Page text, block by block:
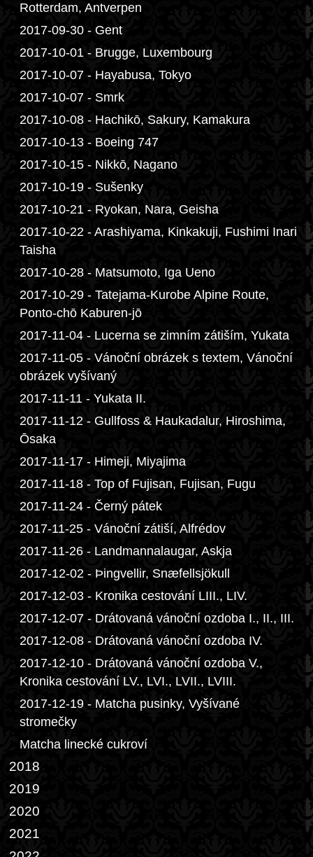
Rotterdam, Antverpen
2017-09-30 - Gent
2017-10-01 - Brugge, Luxembourg
2017-10-07 - Hayabusa, Tokyo
2017-10-07 - Smrk
2017-10-08 - Hachikō, Sakury, Kamakura
2017-10-13 - Boeing 747
2017-10-15 - Nikkō, Nagano
2017-10-19 - Sušenky
2017-10-21 - Ryokan, Nara, Geisha
2017-10-22 - Arashiyama, Kinkakuji, Fushimi Inari
Taisha
2017-10-28 - Matsumoto, Iga Ueno
2017-10-29 - Tatejama-Kurobe Alpine Route,
Ponto-chō Kaburen-jō
2017-11-04 - Lucerna se zimním zátiším, Yukata
2017-11-05 - Vánoční obrázek s textem, Vánoční
obrázek vyšívaný
2017-11-11 - Yukata II.
2017-11-12 - Gullfoss & Haukadalur, Hiroshima,
Ōsaka
2017-11-17 - Himeji, Miyajima
2017-11-18 - Top of Fujisan, Fujisan, Fugu
2017-11-24 - Černý pátek
2017-11-25 - Vánoční zátiší, Alfrédov
2017-11-26 - Landmannalaugar, Askja
2017-12-02 - Þingvellir, Snæfellsjökull
2017-12-03 - Kronika cestování LIII., LIV.
2017-12-07 - Drátovaná vánoční ozdoba I., II., III.
2017-12-08 - Drátovaná vánoční ozdoba IV.
2017-12-10 - Drátovaná vánoční ozdoba V.,
Kronika cestování LV., LVI., LVII., LVIII.
2017-12-19 - Matcha pusinky, Vyšívané
stromečky
Matcha linecké cukroví
2018
2019
2020
2021